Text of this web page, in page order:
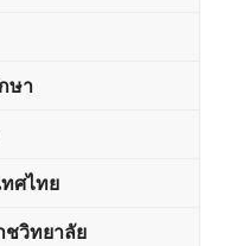
ษา
ศไทย
วิทยาลัย